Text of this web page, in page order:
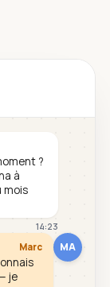
?
à
mois
14:23
MA
Marc
je